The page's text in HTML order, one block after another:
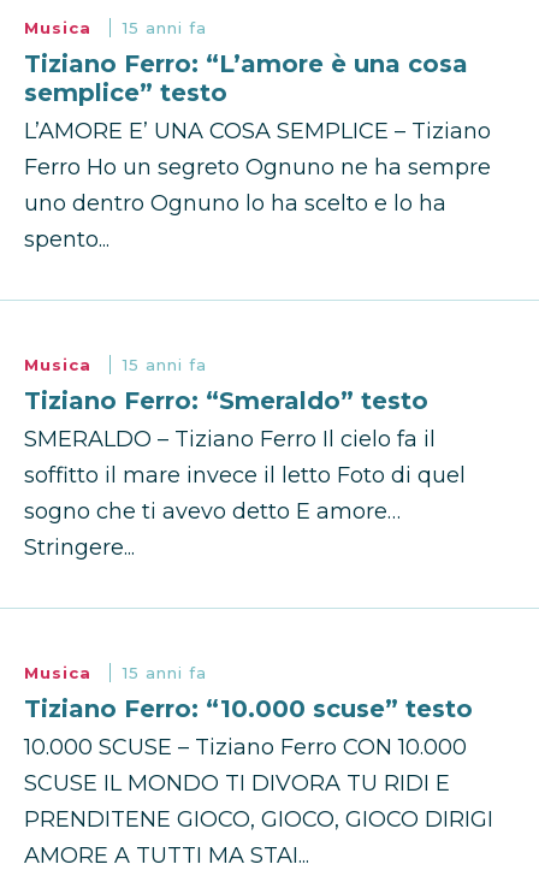
Musica 15 anni fa
Tiziano Ferro: “L’amore è una cosa
semplice” testo
L’AMORE E’ UNA COSA SEMPLICE – Tiziano
Ferro Ho un segreto Ognuno ne ha sempre
uno dentro Ognuno lo ha scelto e lo ha
spento...
Musica 15 anni fa
Tiziano Ferro: “Smeraldo” testo
SMERALDO – Tiziano Ferro Il cielo fa il
soffitto il mare invece il letto Foto di quel
sogno che ti avevo detto E amore…
Stringere...
Musica 15 anni fa
Tiziano Ferro: “10.000 scuse” testo
10.000 SCUSE – Tiziano Ferro CON 10.000
SCUSE IL MONDO TI DIVORA TU RIDI E
PRENDITENE GIOCO, GIOCO, GIOCO DIRIGI
AMORE A TUTTI MA STAI...